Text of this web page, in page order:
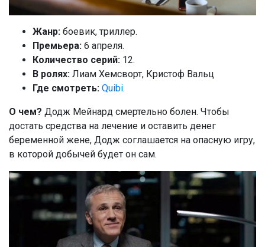
Жанр: боевик, триллер.
Премьера: 6 апреля.
Количество серий: 12.
В ролях: Лиам Хемсворт, Кристоф Вальц
Где смотреть: Quibi.
О чем? Додж Мейнард смертельно болен. Чтобы
достать средства на лечение и оставить денег
беременной жене, Додж соглашается на опасную игру,
в которой добычей будет он сам.